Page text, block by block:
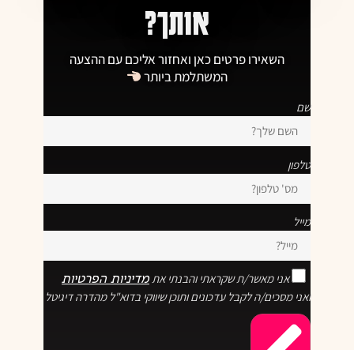
אותך?
השאירו פרטים כאן ואחזור אליכם עם ההצעה
המשתלמת ביותר
שם
טלפון
מייל
אני מאשר/ת שקראתי והבנתי אתמדיניות הפרטיות
ואני מסכים/ה לקבל עדכונים ותוכן שיווקי בדוא"ל מהדרה דיגיטל